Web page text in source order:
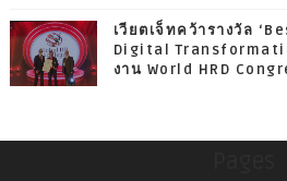
เวียตเจ็ทคว้ารางวัล
Digital
งาน World HRD